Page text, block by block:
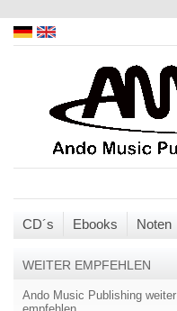
CD´s Ebooks Noten
WEITER EMPFEHLEN
Ando Music Publishing weiter